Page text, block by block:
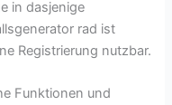
in dasjenige
rad ist
Registrierung nutzbar.
Funktionen und